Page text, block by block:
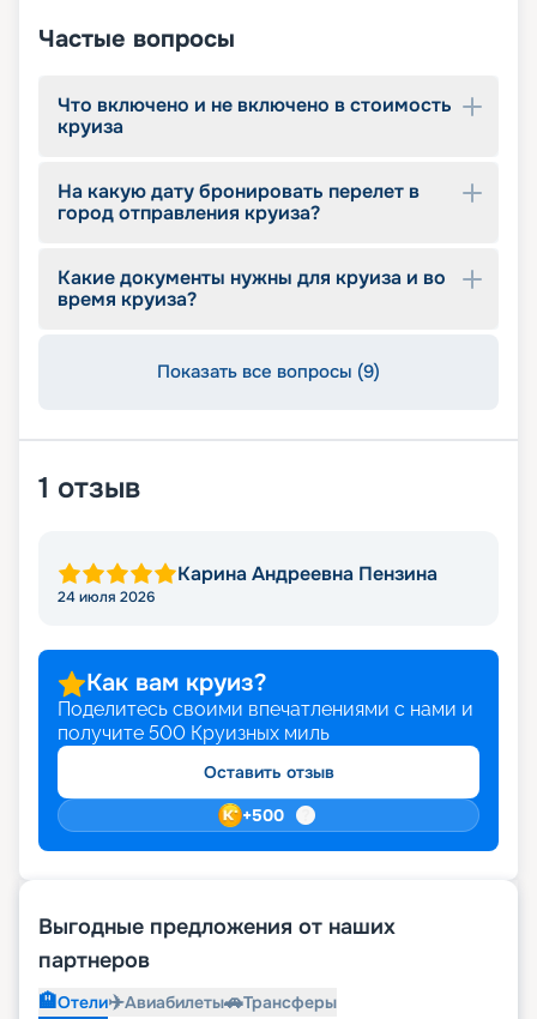
Частые вопросы
Что включено и не включено в стоимость
круиза
На какую дату бронировать перелет в
город отправления круиза?
Какие документы нужны для круиза и во
время круиза?
Показать все вопросы (9)
1 отзыв
Карина Андреевна Пензина
24 июля 2026
Как вам круиз?
Поделитесь своими впечатлениями с нами и
получите 500 Круизных миль
Оставить отзыв
+500
Выгодные предложения от наших
партнеров
🏨Отели✈️Авиабилеты🚗Трансферы